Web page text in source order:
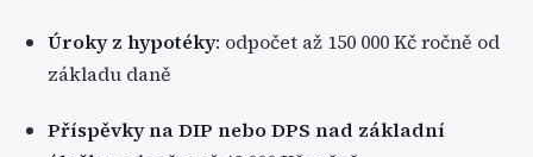
Úroky z hypotéky: odpočet až 150 000 Kč ročně od
základu daně
Příspěvky na DIP nebo DPS nad základní